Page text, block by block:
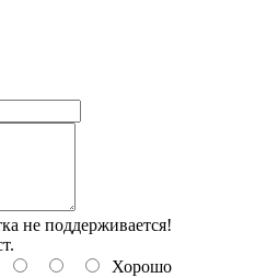
не поддерживается!
Хорошо